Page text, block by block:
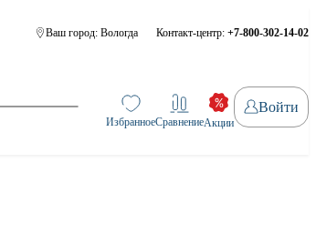
Ваш город: Вологда Контакт-центр: +7-800-302-14-02
ИзбранноеСравнениеАкции
Войти